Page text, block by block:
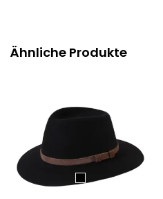
Ähnliche Produkte